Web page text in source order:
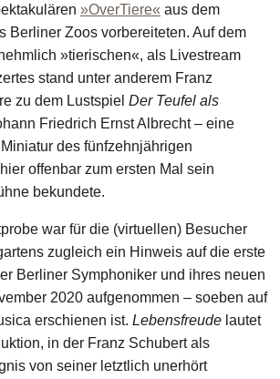
»OverTiere« aus dem
Berliner Zoos vorbereiteten. Auf dem
»tierischen«, als Livestream
stand unter anderem Franz
zu dem Lustspiel Der Teufel als
Friedrich Ernst Albrecht – eine
des fünfzehnjährigen
offenbar zum ersten Mal sein
bekundete.
war für die (virtuellen) Besucher
zugleich ein Hinweis auf die erste
Berliner Symphoniker und ihres neuen
2020 aufgenommen – soeben auf
erschienen ist. Lebensfreude lautet
in der Franz Schubert als
von seiner letztlich unerhört